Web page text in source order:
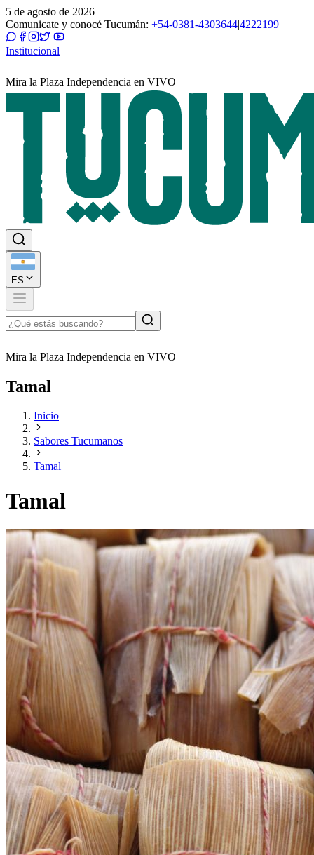
5 de agosto de 2026
Comunicate y conocé Tucumán: +54-0381-4303644|4222199|
Institucional
Mira la Plaza Independencia en VIVO
ES
Mira la Plaza Independencia en VIVO
Tamal
Inicio
Sabores Tucumanos
Tamal
Tamal